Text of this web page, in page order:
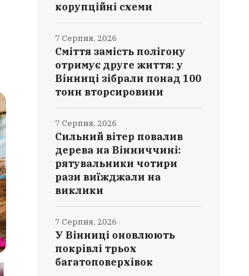
корупційні схеми
Сміття замість полігону
отримує друге життя: у
Вінниці зібрали понад 100
тонн вторсировини
7 Серпня, 2026
Сильний вітер повалив
дерева на Вінниччині:
рятувальники чотири
рази виїжджали на
виклики
7 Серпня, 2026
У Вінниці оновлюють
покрівлі трьох
багатоповерхівок
7 Серпня, 2026